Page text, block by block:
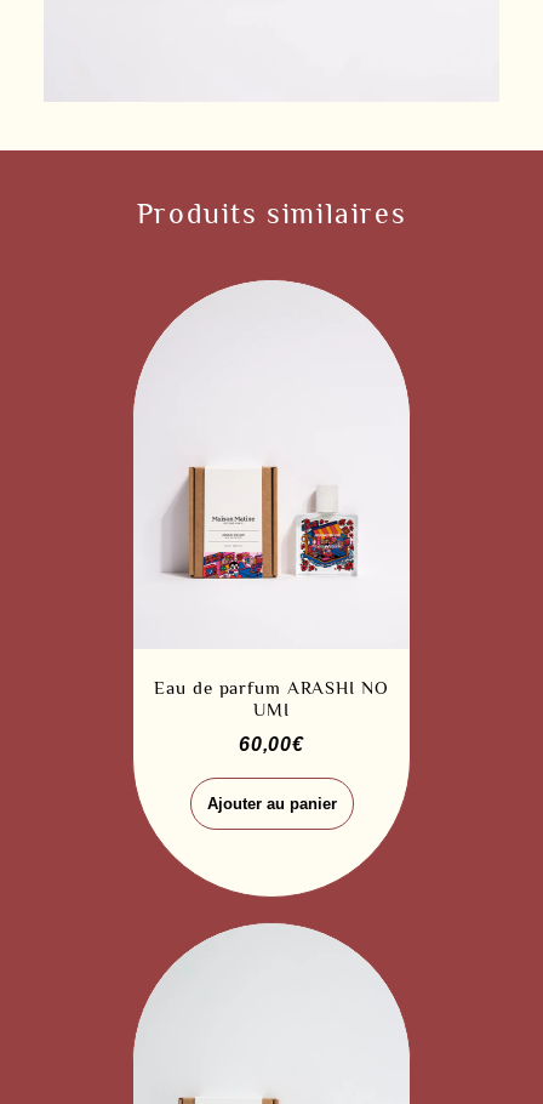
Produits similaires
Eau de parfum ARASHI NO
UMI
60,00€
Ajouter au panier